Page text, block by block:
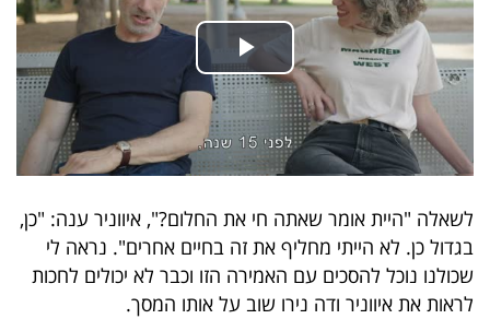
פרסמו
באייס
עקבו
אחרינו:
לשאלה "היית אומר שאתה חי את החלום?", איווניר ענה: "כן,
בגדול כן. לא הייתי מחליף את זה בחיים אחרים". נראה לי
שכולנו נוכל להסכים עם האמירה הזו וכבר לא יכולים לחכות
לראות את איווניר ודה נירו שוב על אותו המסך.